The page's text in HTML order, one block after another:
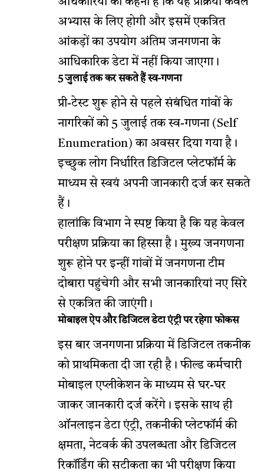
अभ्यास के लिए होगी और इसमें एकत्रित
आंकड़ों का उपयोग अंतिम जनगणना के
आधिकारिक डेटा में नहीं किया जाएगा।
5 जुलाई तक कर सकते हैं स्व-गणना
प्री-टेस्ट शुरू होने से पहले संबंधित गांवों के
नागरिकों को 5 जुलाई तक स्व-गणना (Self
Enumeration) का अवसर दिया गया है।
इच्छुक लोग निर्धारित डिजिटल प्लेटफॉर्म के
माध्यम से स्वयं अपनी जानकारी दर्ज कर सकते
हैं।
हालांकि विभाग ने स्पष्ट किया है कि यह केवल
परीक्षण प्रक्रिया का हिस्सा है। मुख्य जनगणना
शुरू होने पर इन्हीं गांवों में जनगणना टीम
दोबारा पहुंचेगी और सभी जानकारियां नए सिरे
से एकत्रित की जाएंगी।
मोबाइल ऐप और डिजिटल डेटा एंट्री पर रहेगा फोकस
इस बार जनगणना प्रक्रिया में डिजिटल तकनीक
को प्राथमिकता दी जा रही है। फील्ड कर्मचारी
मोबाइल एप्लीकेशन के माध्यम से घर-घर
जाकर जानकारी दर्ज करेंगे। इसके साथ ही
ऑनलाइन डेटा एंट्री, तकनीकी प्लेटफॉर्म की
क्षमता, नेटवर्क की उपलब्धता और डिजिटल
रिकॉर्डिंग की सटीकता का भी परीक्षण किया